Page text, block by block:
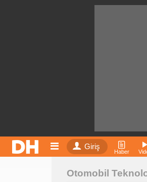
Giriş
Haber
Otomobil